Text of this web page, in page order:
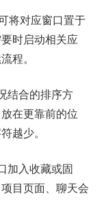
将对应窗口置于
时启动相关应
程。
结合的排序方
在更靠前的位
越少。
加入收藏或固
目页面、聊天会